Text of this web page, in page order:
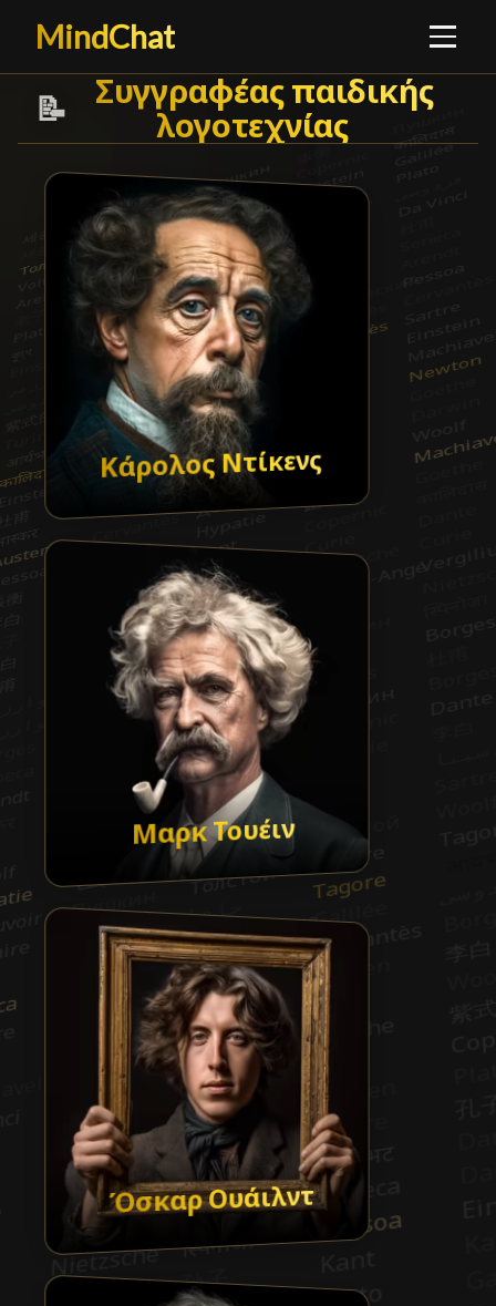
MindChat
📝
Συγγραφέας παιδικής
Συγγραφέας παιδικής
λογοτεχνίας
Κάρολος Ντίκενς
Μαρκ Τουέιν
Όσκαρ Ουάιλντ